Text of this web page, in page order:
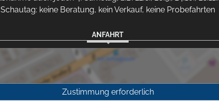
Schautag: keine Beratung, kein Verkauf, keine Probefahrten
ANFAHRT
Zustimmung erforderlich